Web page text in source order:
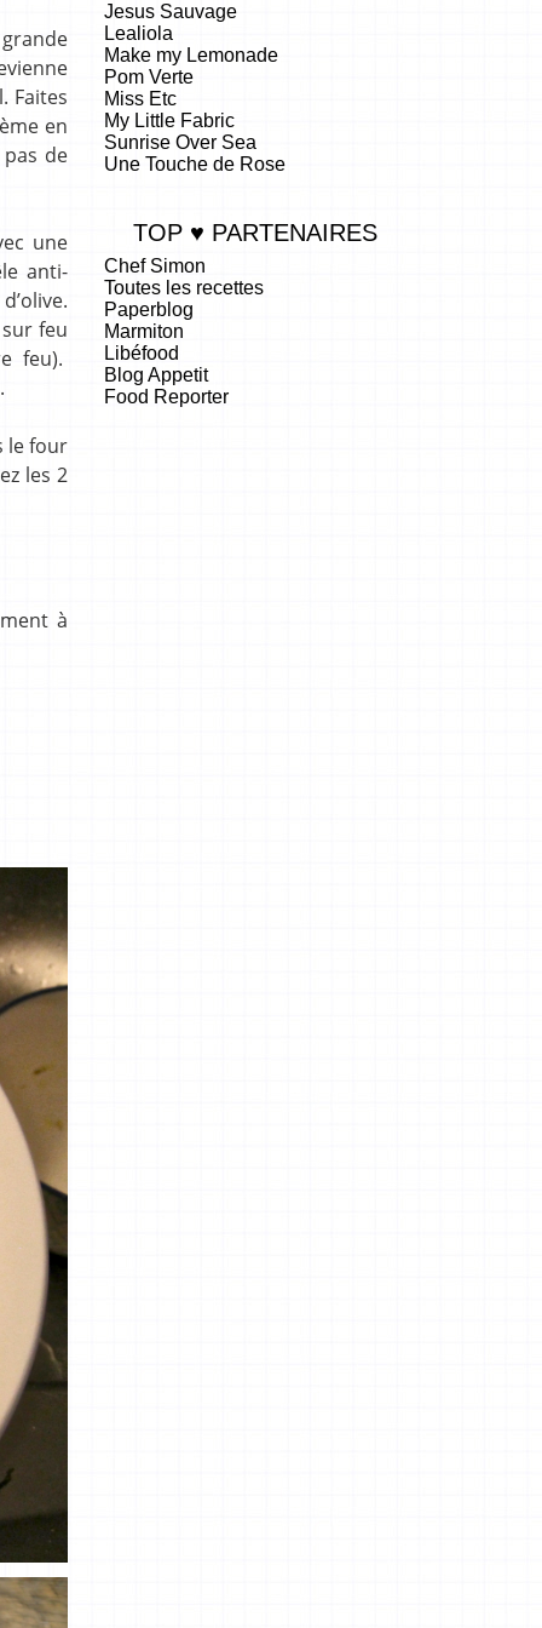
Faites
en
de
une
anti-
feu
feu).
le four
les 2
à
Jesus Sauvage
Lealiola
Make my Lemonade
Pom Verte
Miss Etc
My Little Fabric
Sunrise Over Sea
Une Touche de Rose
TOP ♥ PARTENAIRES
Chef Simon
Toutes les recettes
Paperblog
Marmiton
Libéfood
Blog Appetit
Food Reporter